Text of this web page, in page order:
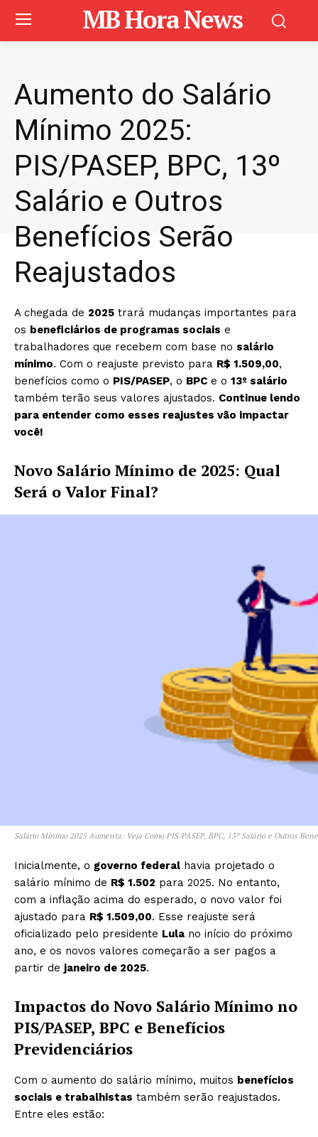
MB Hora News
Aumento do Salário
Mínimo 2025:
PIS/PASEP, BPC, 13º
Salário e Outros
Benefícios Serão
Reajustados
A chegada de 2025 trará mudanças importantes para
os beneficiários de programas sociais e
trabalhadores que recebem com base no salário
mínimo. Com o reajuste previsto para R$ 1.509,00,
benefícios como o PIS/PASEP, o BPC e o 13º salário
também terão seus valores ajustados. Continue lendo
para entender como esses reajustes vão impactar
você!
Novo Salário Mínimo de 2025: Qual
Será o Valor Final?
Salário Mínimo 2025 Aumenta: Veja Como PIS/PASEP, BPC, 13º Salário e Outros
Inicialmente, o governo federal havia projetado o
salário mínimo de R$ 1.502 para 2025. No entanto,
com a inflação acima do esperado, o novo valor foi
ajustado para R$ 1.509,00. Esse reajuste será
oficializado pelo presidente Lula no início do próximo
ano, e os novos valores começarão a ser pagos a
partir de janeiro de 2025.
Impactos do Novo Salário Mínimo no
PIS/PASEP, BPC e Benefícios
Previdenciários
Com o aumento do salário mínimo, muitos benefícios
sociais e trabalhistas também serão reajustados.
Entre eles estão: